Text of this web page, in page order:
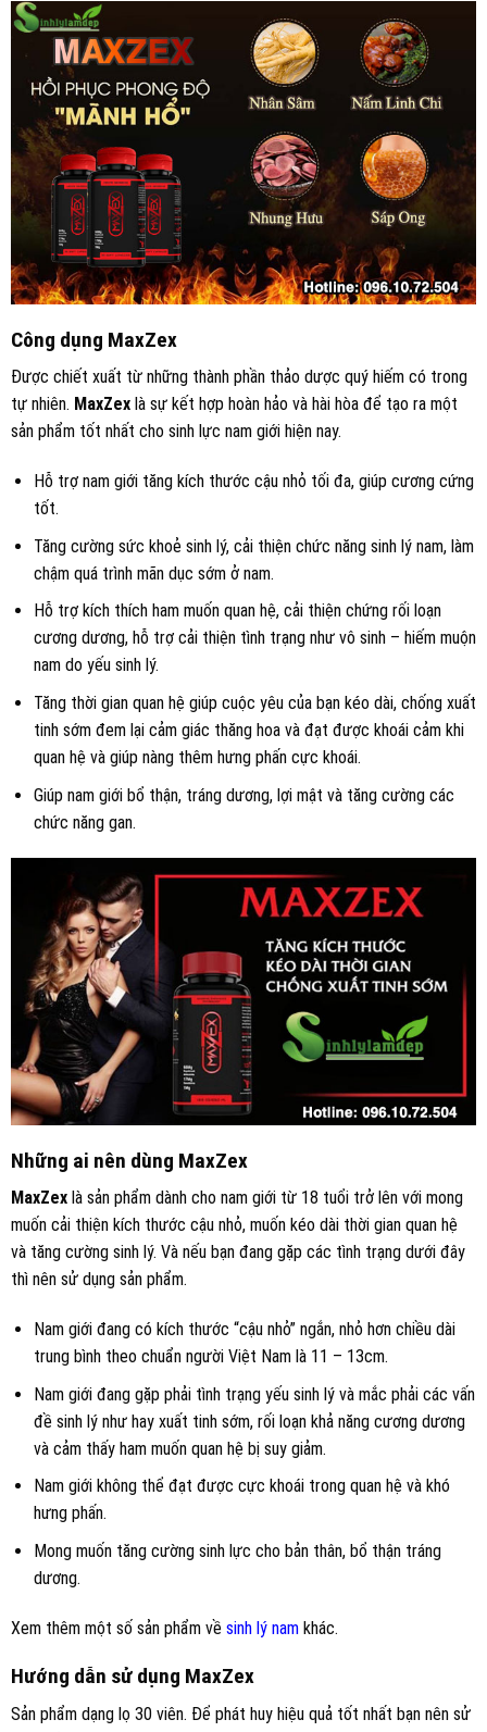
Công dụng MaxZex
Được chiết xuất từ những thành phần thảo dược quý hiếm có trong
tự nhiên. MaxZex là sự kết hợp hoàn hảo và hài hòa để tạo ra một
sản phẩm tốt nhất cho sinh lực nam giới hiện nay.
Hỗ trợ nam giới tăng kích thước cậu nhỏ tối đa, giúp cương cứng
tốt.
Tăng cường sức khoẻ sinh lý, cải thiện chức năng sinh lý nam, làm
chậm quá trình mãn dục sớm ở nam.
Hỗ trợ kích thích ham muốn quan hệ, cải thiện chứng rối loạn
cương dương, hỗ trợ cải thiện tình trạng như vô sinh – hiếm muộn
nam do yếu sinh lý.
Tăng thời gian quan hệ giúp cuộc yêu của bạn kéo dài, chống xuất
tinh sớm đem lại cảm giác thăng hoa và đạt được khoái cảm khi
quan hệ và giúp nàng thêm hưng phấn cực khoái.
Giúp nam giới bổ thận, tráng dương, lợi mật và tăng cường các
chức năng gan.
Những ai nên dùng MaxZex
MaxZex là sản phẩm dành cho nam giới từ 18 tuổi trở lên với mong
muốn cải thiện kích thước cậu nhỏ, muốn kéo dài thời gian quan hệ
và tăng cường sinh lý. Và nếu bạn đang gặp các tình trạng dưới đây
thì nên sử dụng sản phẩm.
Nam giới đang có kích thước “cậu nhỏ” ngắn, nhỏ hơn chiều dài
trung bình theo chuẩn người Việt Nam là 11 – 13cm.
Nam giới đang gặp phải tình trạng yếu sinh lý và mắc phải các vấn
đề sinh lý như hay xuất tinh sớm, rối loạn khả năng cương dương
và cảm thấy ham muốn quan hệ bị suy giảm.
Nam giới không thể đạt được cực khoái trong quan hệ và khó
hưng phấn.
Mong muốn tăng cường sinh lực cho bản thân, bổ thận tráng
dương.
Xem thêm một số sản phẩm về sinh lý nam khác.
Hướng dẫn sử dụng MaxZex
Sản phẩm dạng lọ 30 viên. Để phát huy hiệu quả tốt nhất bạn nên sử